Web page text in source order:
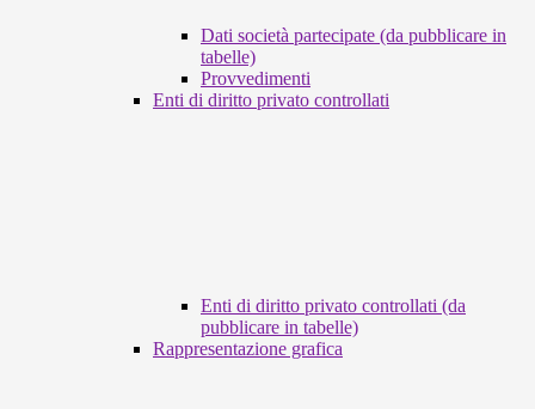
Dati società partecipate (da pubblicare in
tabelle)
Provvedimenti
Enti di diritto privato controllati
Enti di diritto privato controllati (da
pubblicare in tabelle)
Rappresentazione grafica